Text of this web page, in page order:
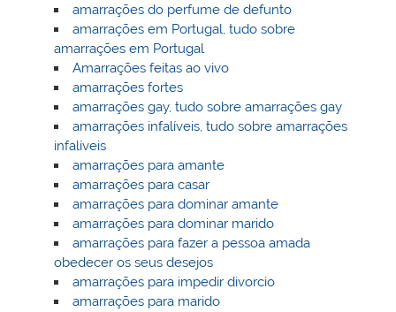
amarrações do perfume de defunto
amarrações em Portugal, tudo sobre
amarrações em Portugal
Amarrações feitas ao vivo
amarrações fortes
amarrações gay, tudo sobre amarrações gay
amarrações infalíveis, tudo sobre amarrações
infalíveis
amarrações para amante
amarrações para casar
amarrações para dominar amante
amarrações para dominar marido
amarrações para fazer a pessoa amada
obedecer os seus desejos
amarrações para impedir divorcio
amarrações para marido